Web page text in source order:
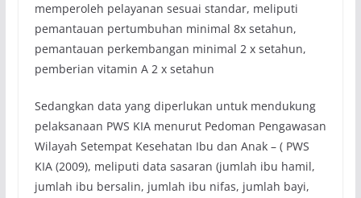
memperoleh pelayanan sesuai standar, meliputi
pemantauan pertumbuhan minimal 8x setahun,
pemantauan perkembangan minimal 2 x setahun,
pemberian vitamin A 2 x setahun
Sedangkan data yang diperlukan untuk mendukung
pelaksanaan PWS KIA menurut Pedoman Pengawasan
Wilayah Setempat Kesehatan Ibu dan Anak – ( PWS
KIA (2009), meliputi data sasaran (jumlah ibu hamil,
jumlah ibu bersalin, jumlah ibu nifas, jumlah bayi,